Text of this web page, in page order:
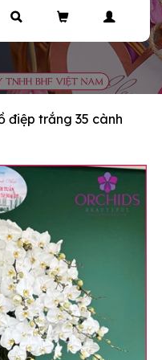
điệp trắng 35 cành